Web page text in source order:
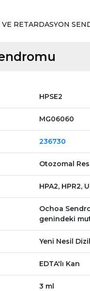
RETARDASYON
HPSE2
MG06060
236730
Otozomal
HPA2, HPR2,
Ochoa
genindeki
Yeni Nesil
EDTA'lı Kan
3 ml